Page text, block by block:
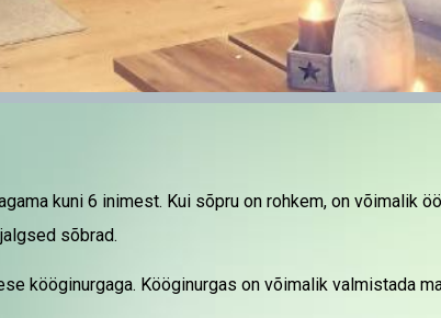
kuni 6 inimest. Kui sõpru on rohkem, on võimalik
sõbrad.
kööginurgaga. Kööginurgas on võimalik valmistada